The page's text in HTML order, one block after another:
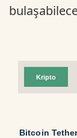
Kripto
Bitcoin